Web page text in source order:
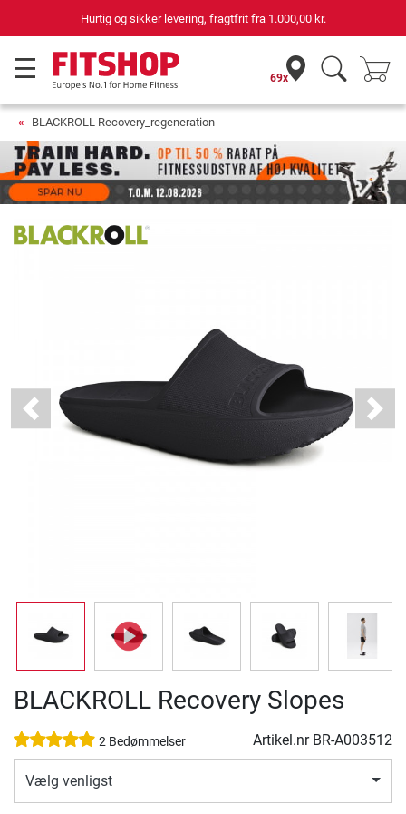
Hurtig og sikker levering, fragtfrit fra 1.000,00 kr.
69x
BLACKROLL Recovery_regeneration
Previous Next
BLACKROLL Recovery Slopes
2 Bedømmelser Artikel.nr BR-A003512
Vælg venligst